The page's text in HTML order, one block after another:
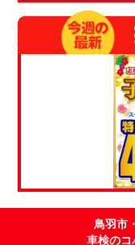
鳥羽市
車検のコ